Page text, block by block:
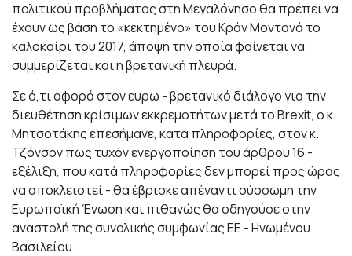
πολιτικού προβλήματος στη Μεγαλόνησο θα πρέπει να
έχουν ως βάση το «κεκτημένο» του Κράν Μοντανά το
καλοκαίρι του 2017, άποψη την οποία φαίνεται να
συμμερίζεται και η βρετανική πλευρά.
Σε ό,τι αφορά στον ευρω - βρετανικό διάλογο για την
διευθέτηση κρίσιμων εκκρεμοτήτων μετά το Brexit, ο κ.
Μητσοτάκης επεσήμανε, κατά πληροφορίες, στον κ.
Τζόνσον πως τυχόν ενεργοποίηση του άρθρου 16 -
εξέλιξη, που κατά πληροφορίες δεν μπορεί προς ώρας
να αποκλειστεί - θα έβρισκε απέναντι σύσσωμη την
Ευρωπαϊκή Ένωση και πιθανώς θα οδηγούσε στην
αναστολή της συνολικής συμφωνίας ΕΕ - Ηνωμένου
Βασιλείου.